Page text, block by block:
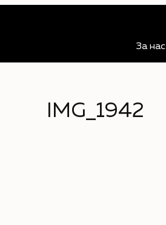
За нас
IMG_1942